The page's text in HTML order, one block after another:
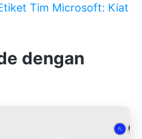
Tim Microsoft: Kiat
dengan